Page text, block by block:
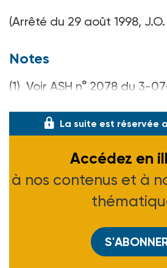
(Arrêté du 29 août 1998,
Notes
(1) Voir ASH n° 2078 du 3-
La suite est réservée
Accédez en
à nos contenus et à